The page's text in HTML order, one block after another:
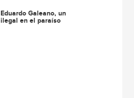
Eduardo Galeano, un
ilegal en el paraíso